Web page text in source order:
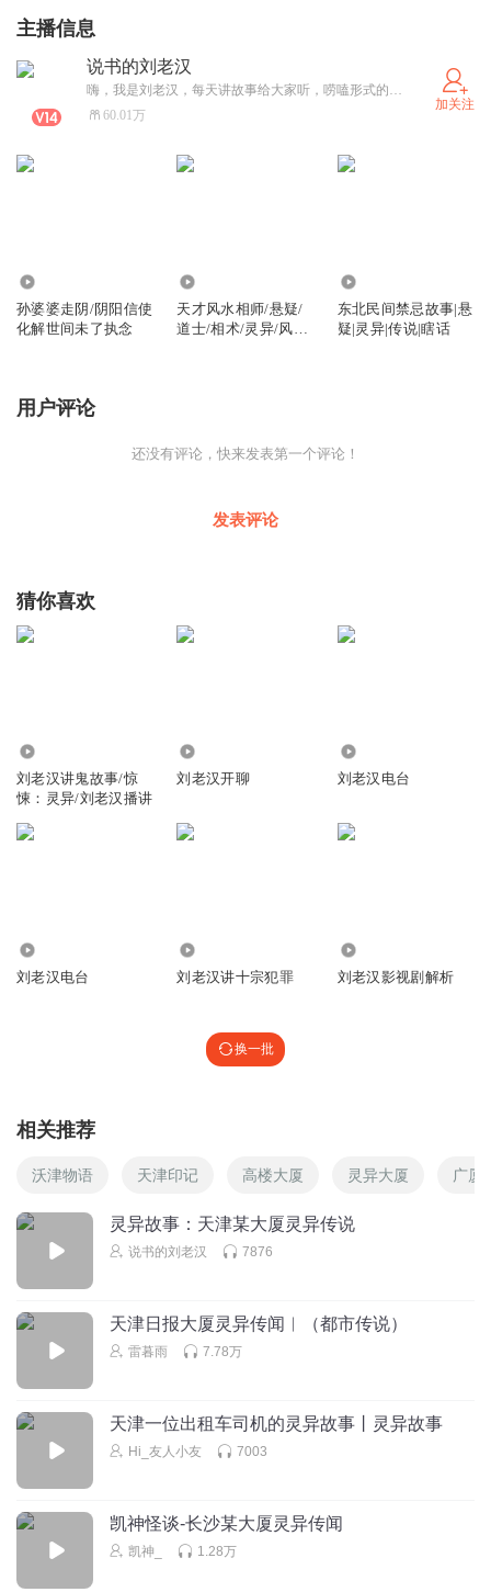
主播信息
说书的刘老汉
嗨，我是刘老汉，每天讲故事给大家听，唠嗑形式的，别的咱也不会。总播放量突破6亿！同时隆重跟大家介绍自己写的《东北农村邪乎事》系列！第三部已经上架！第四部正在策划！感谢大家的支持，希望大家投稿。
60.01万
加关注
孙婆婆走阴/阴阳信使
化解世间未了执念
天才风水相师/悬疑/
道士/相术/灵异/风水/
东北民间禁忌故事|悬
疑|灵异|传说|瞎话
用户评论
还没有评论，快来发表第一个评论！
发表评论
猜你喜欢
刘老汉讲鬼故事/惊
悚：灵异/刘老汉播讲
刘老汉开聊 刘老汉电台
刘老汉电台 刘老汉讲十宗犯罪 刘老汉影视剧解析
换一批
相关推荐
沃津物语 天津印记 高楼大厦 灵异大厦 广厦
灵异故事：天津某大厦灵异传说
说书的刘老汉 7876
天津日报大厦灵异传闻︱（都市传说）
雷暮雨 7.78万
天津一位出租车司机的灵异故事丨灵异故事
Hi_友人小友 7003
凯神怪谈-长沙某大厦灵异传闻
凯神_ 1.28万